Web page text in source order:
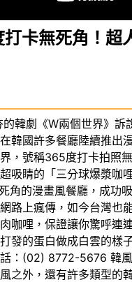
卡無死角！超
韓劇《W兩個世界》訴
韓國許多餐廳陸續推出
，號稱365度打卡拍照
吸睛的「三分球爆漿咖
角的漫畫風餐廳，成功
路上瘋傳，如今台灣也
咖哩，保證讓你驚呼連
發的蛋白做成白雲的樣
：(02) 8772-5676 韓
之外，還有許多類型